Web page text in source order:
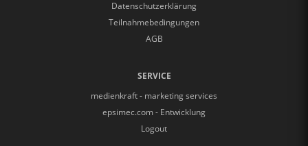
Datenschutzerklärung
Teilnahmebedingungen
AGB
SERVICE
medienkraft - marketing services
epsimec.com - Entwicklung
Logout